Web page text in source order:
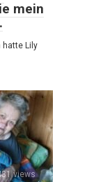
mein
hatte Lily
views